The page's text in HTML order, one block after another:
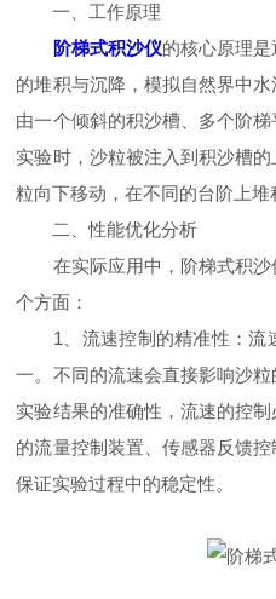
一、工作原理
阶梯式积沙仪的核心原理
的堆积与沉降，模拟自然界中
由一个倾斜的积沙槽、多个阶梯
实验时，沙粒被注入到积沙槽
粒向下移动，在不同的台阶上堆
二、性能优化分析
在实际应用中，阶梯式积沙
个方面：
1、流速控制的精准性：流
一。不同的流速会直接影响沙
实验结果的准确性，流速的控
的流量控制装置、传感器反馈
保证实验过程中的稳定性。